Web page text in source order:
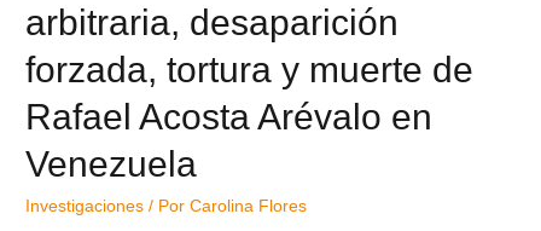
arbitraria, desaparición
forzada, tortura y muerte de
Rafael Acosta Arévalo en
Venezuela
Investigaciones / PorCarolina Flores